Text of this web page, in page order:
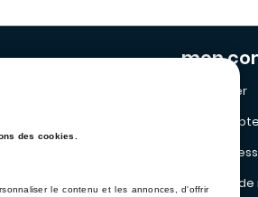
des cookies.
le contenu et les annonces, d'offrir
mon
Mon Panier
Mon Compte
Mes
a propos de